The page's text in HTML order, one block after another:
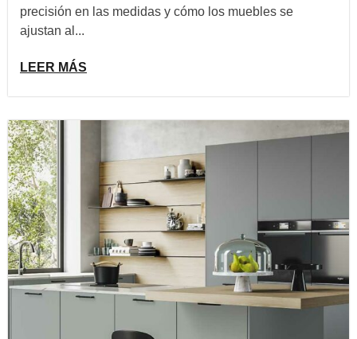
precisión en las medidas y cómo los muebles se
ajustan al...
LEER MÁS